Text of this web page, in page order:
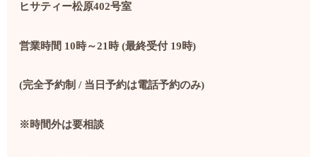
ヒサティー松原402号室
営業時間 10時～21 時 (最終受付19時)
(完全予約制 / 当日予約は電話予約のみ)
※時間外は要相談